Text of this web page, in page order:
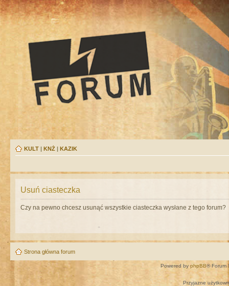
KULT | KNŻ | KAZIK
Usuń ciasteczka
Czy na pewno chcesz usunąć wszystkie ciasteczka wysłane z tego forum?
Strona główna forum
Powered by phpBB® Forum
Przyjazne